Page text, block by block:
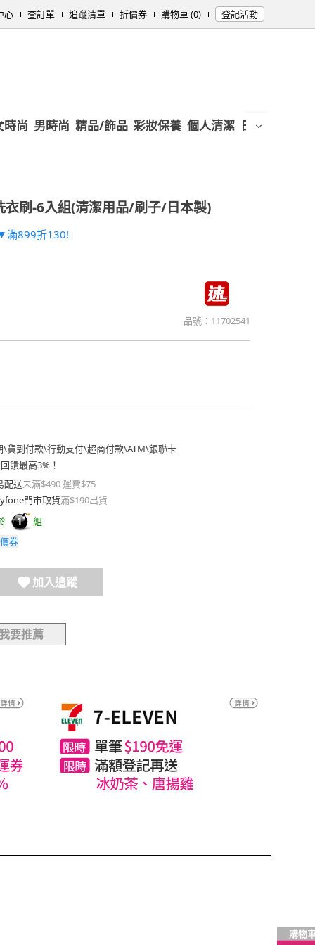
心 查訂單 追蹤清單 折價券 購物車 (0) 登記活動
時尚 男時尚 精品/飾品 彩妝保養 個人清潔 日用/紙品
衣刷-6入組(清潔用品/刷子/日本製)
滿899折130!
品號： 11702541
\貨到付款\行動支付\超商付款\ATM\銀聯卡
饋最高3%！
配送未滿$490 運費$75
門市取貨滿$190出貨
1
組
券
加入追蹤
要推薦
購物